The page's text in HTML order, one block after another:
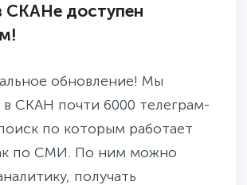
СКАНе доступен
обновление! Мы
в СКАН почти 6000 телеграм-
по которым работает
по СМИ. По ним можно
получать